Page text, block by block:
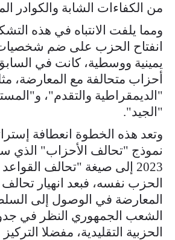
من الكفاءات الشابة والكوادر
ومما يلفت الانتباه في هذه
انفتاح الحزب على ضم
يمينية ووسطية، كانت في
أحزاب متحالفة مع المعارضة،
"الديمقراطية والتقدم"،
"الجيد".
وتعد هذه الخطوة انعطافة
نموذج "تحالف الأحزاب" الذي
2023 إلى صيغة "تحالف
الحزب نفسه، فبعد انهيار
المعارضة في الوصول إلى
الشعب الجمهوري النظر في
الحزبية التقليدية، مفضلا